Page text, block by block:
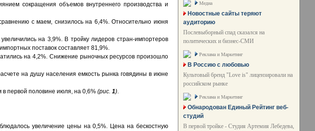
сокращения объемов внутреннего производства и
с маем, снизилось на 6,4%. Относительно июня
на 3,9%. В тройку лидеров стран-импортеров
поставок составляет 81,9%.
на 4,2%. Снижение рыночных ресурсов произошло
на душу населения емкость рынка говядины в июне
в первой половине июля, на 0,6% (рис. 1).
увеличение цены на 0,5%. Цена на бескостную
Медиа
Новостные сайты теряют
аудиторию
Послевыборный спад сказался на
политических и бизнес-СМИ
Реклама и Маркетинг
В Россию с любовью
Культовый бренд "Love is" лицензировали на
российском рынке
Реклама и Маркетинг
Обнародован Единый Рейтинг веб-
студий
В первой тройке - Студия Артемия Лебедева,